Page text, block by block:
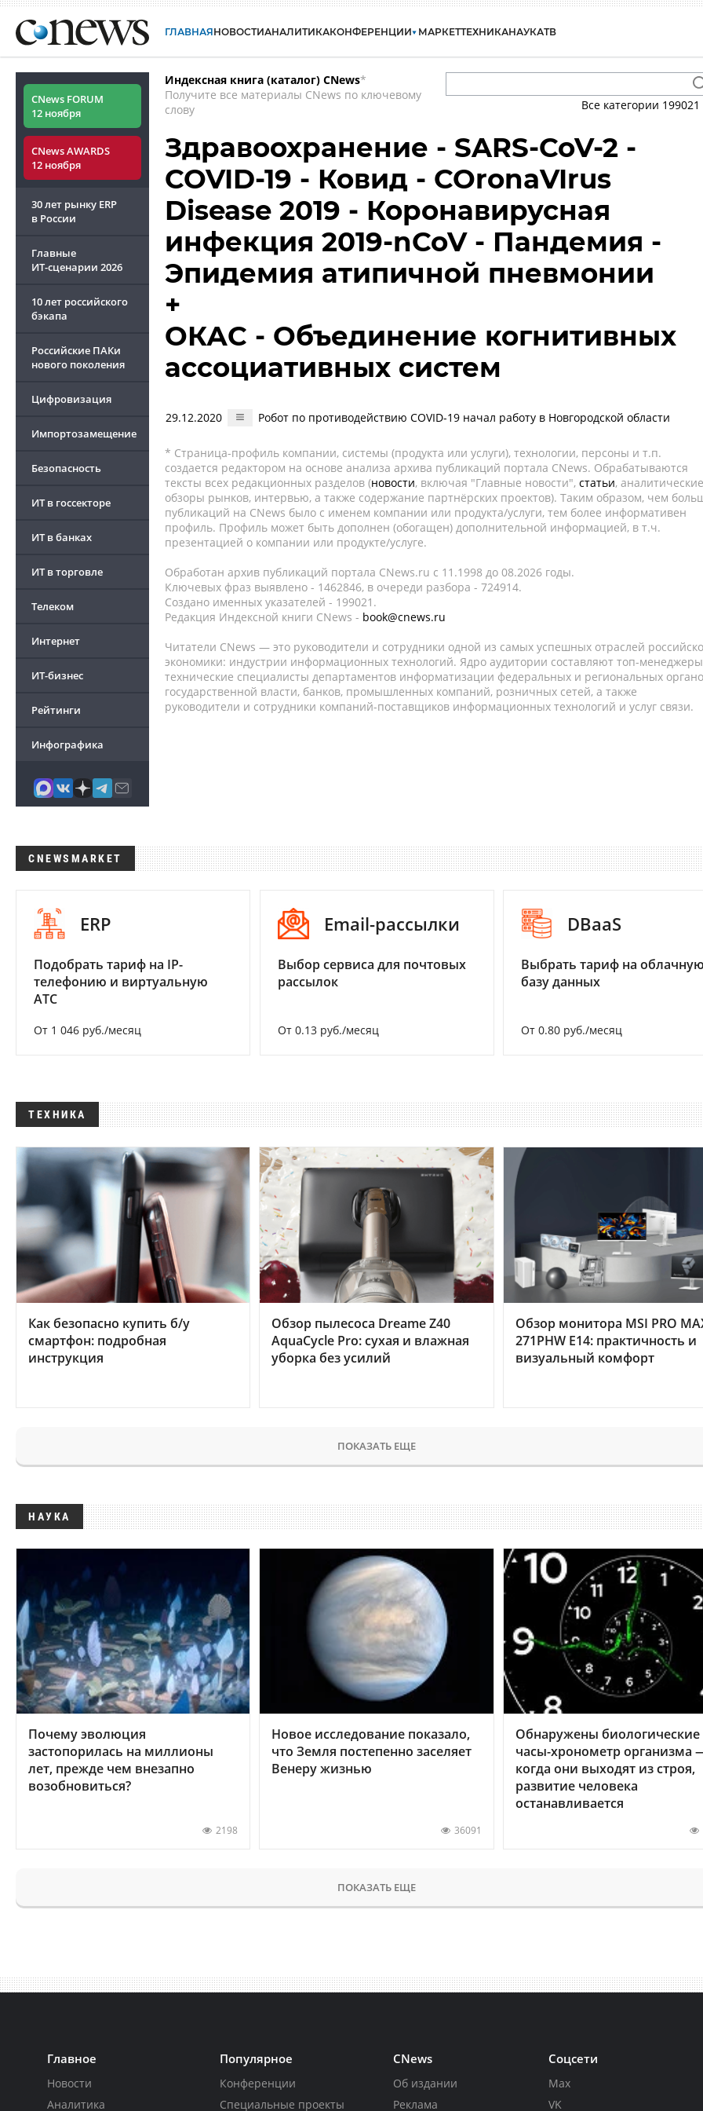
ГЛАВНАЯНОВОСТИАНАЛИТИКАКОНФЕРЕНЦИИ МАРКЕТТЕХНИКАНАУКАТВ
CNews FORUM
12 ноября
CNews AWARDS
12 ноября
30 лет рынку ERP
в России
Главные
ИТ-сценарии 2026
10 лет российского
бэкапа
Российские ПАКи
нового поколения
Цифровизация
Импортозамещение
Безопасность
ИТ в госсекторе
ИТ в банках
ИТ в торговле
Телеком
Интернет
ИТ-бизнес
Рейтинги
Инфографика
Индексная книга (каталог) CNews*
Получите все материалы CNews по ключевому
слову
Все категории 199021
Здравоохранение - SARS-CoV-2 -
COVID-19 - Ковид - COronaVIrus
Disease 2019 - Коронавирусная
инфекция 2019-nCoV - Пандемия -
Эпидемия атипичной пневмонии
+
ОКАС - Объединение когнитивных
ассоциативных систем
29.12.2020 Робот по противодействию COVID-19 начал работу в Новгородской области
* Страница-профиль компании, системы (продукта или услуги), технологии, персоны и т.п.
создается редактором на основе анализа архива публикаций портала CNews. Обрабатываются
тексты всех редакционных разделов (новости, включая "Главные новости", статьи, аналитические
обзоры рынков, интервью, а также содержание партнёрских проектов). Таким образом, чем
публикаций на CNews было с именем компании или продукта/услуги, тем более информативен
профиль. Профиль может быть дополнен (обогащен) дополнительной информацией, в т.ч.
презентацией о компании или продукте/услуге.
Обработан архив публикаций портала CNews.ru c 11.1998 до 08.2026 годы.
Ключевых фраз выявлено - 1462846, в очереди разбора - 724914.
Создано именных указателей - 199021.
Редакция Индексной книги CNews - book@cnews.ru
Читатели CNews — это руководители и сотрудники одной из самых успешных отраслей
экономики: индустрии информационных технологий. Ядро аудитории составляют топ-
технические специалисты департаментов информатизации федеральных и региональных
государственной власти, банков, промышленных компаний, розничных сетей, а также
руководители и сотрудники компаний-поставщиков информационных технологий и услуг связи.
CNEWSMARKET
ERP
Подобрать тариф на IP-
телефонию и виртуальную
АТС
От 1 046 руб./месяц
Email-рассылки
Выбор сервиса для почтовых
рассылок
От 0.13 руб./месяц
DBaaS
Выбрать тариф на
базу данных
От 0.80 руб./месяц
ТЕХНИКА
Как безопасно купить б/у
смартфон: подробная
инструкция
Обзор пылесоса Dreame Z40
AquaCycle Pro: сухая и влажная
уборка без усилий
Обзор монитора MSI PRO
271PHW E14: практичность и
визуальный комфорт
ПОКАЗАТЬ ЕЩЕ
НАУКА
Почему эволюция
застопорилась на миллионы
лет, прежде чем внезапно
возобновиться?
2198
Новое исследование показало,
что Земля постепенно заселяет
Венеру жизнью
36091
Обнаружены биологические
часы-хронометр организма
когда они выходят из строя,
развитие человека
останавливается
ПОКАЗАТЬ ЕЩЕ
Главное
Новости
Аналитика
Популярное
Конференции
Специальные проекты
CNews
Об издании
Реклама
Соцсети
Max
VK